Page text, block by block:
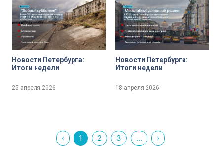
Новости Петербурга:
Итоги недели
25 апреля 2026
Новости Петербурга:
Итоги недели
18 апреля 2026
‹ 1 2 3 ... ›